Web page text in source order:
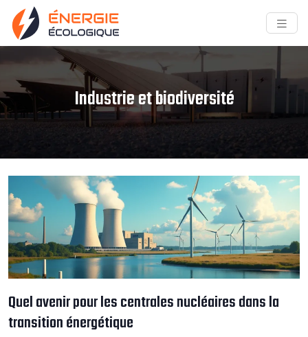
Industrie et biodiversité
Quel avenir pour les centrales nucléaires dans la
transition énergétique